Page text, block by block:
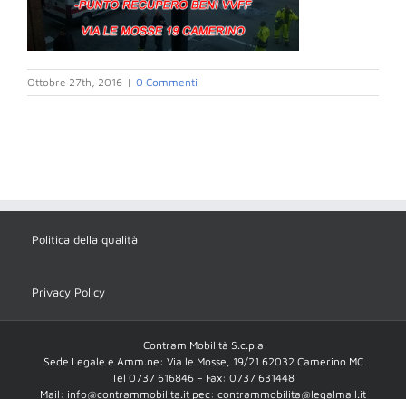
Ottobre 27th, 2016 | 0 Commenti
Politica della qualità
Privacy Policy
Contram Mobilità S.c.p.a
Sede Legale e Amm.ne: Via le Mosse, 19/21 62032 Camerino MC
Tel 0737 616846 – Fax: 0737 631448
Mail: info@contrammobilita.it pec: contrammobilita@legalmail.it